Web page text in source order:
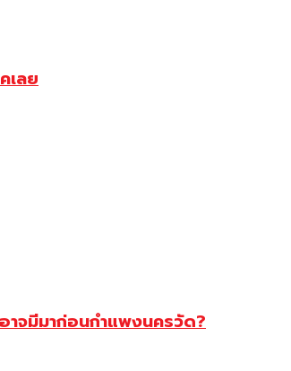
เลย
าจมีมาก่อนกำแพงนครวัด?